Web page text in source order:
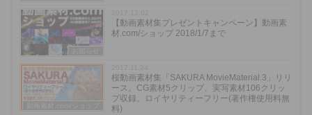
【動画素材集プレゼントキャンペーン】動画素
材.com/ショップ 2018/1/7まで
桜動画素材集「SAKURA MovieMaterial.3」リリ
ース。CG素材5クリップ、実写素材106クリッ
プ収録。ロイヤリティーフリー(著作権使用料無
料)